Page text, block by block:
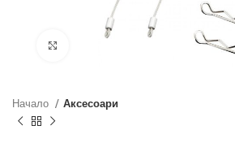
Начало Аксесоари